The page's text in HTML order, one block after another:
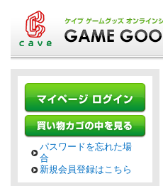
パスワードを忘れた場
合
新規会員登録はこちら